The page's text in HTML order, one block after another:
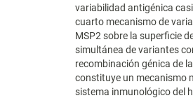
variabilidad antigénica
cuarto mecanismo de
MSP2 sobre la superficie
simultánea de variantes
recombinación génica de
constituye un mecanismo
sistema inmunológico del